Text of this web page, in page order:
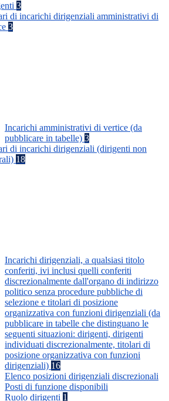
3
di incarichi dirigenziali amministrativi di
3
Incarichi amministrativi di vertice (da
pubblicare in tabelle) 3
di incarichi dirigenziali (dirigenti non
18
Incarichi dirigenziali, a qualsiasi titolo
conferiti, ivi inclusi quelli conferiti
discrezionalmente dall'organo di indirizzo
politico senza procedure pubbliche di
selezione e titolari di posizione
organizzativa con funzioni dirigenziali (da
pubblicare in tabelle che distinguano le
seguenti situazioni: dirigenti, dirigenti
individuati discrezionalmente, titolari di
posizione organizzativa con funzioni
dirigenziali) 16
Elenco posizioni dirigenziali discrezionali
Posti di funzione disponibili
Ruolo dirigenti 1